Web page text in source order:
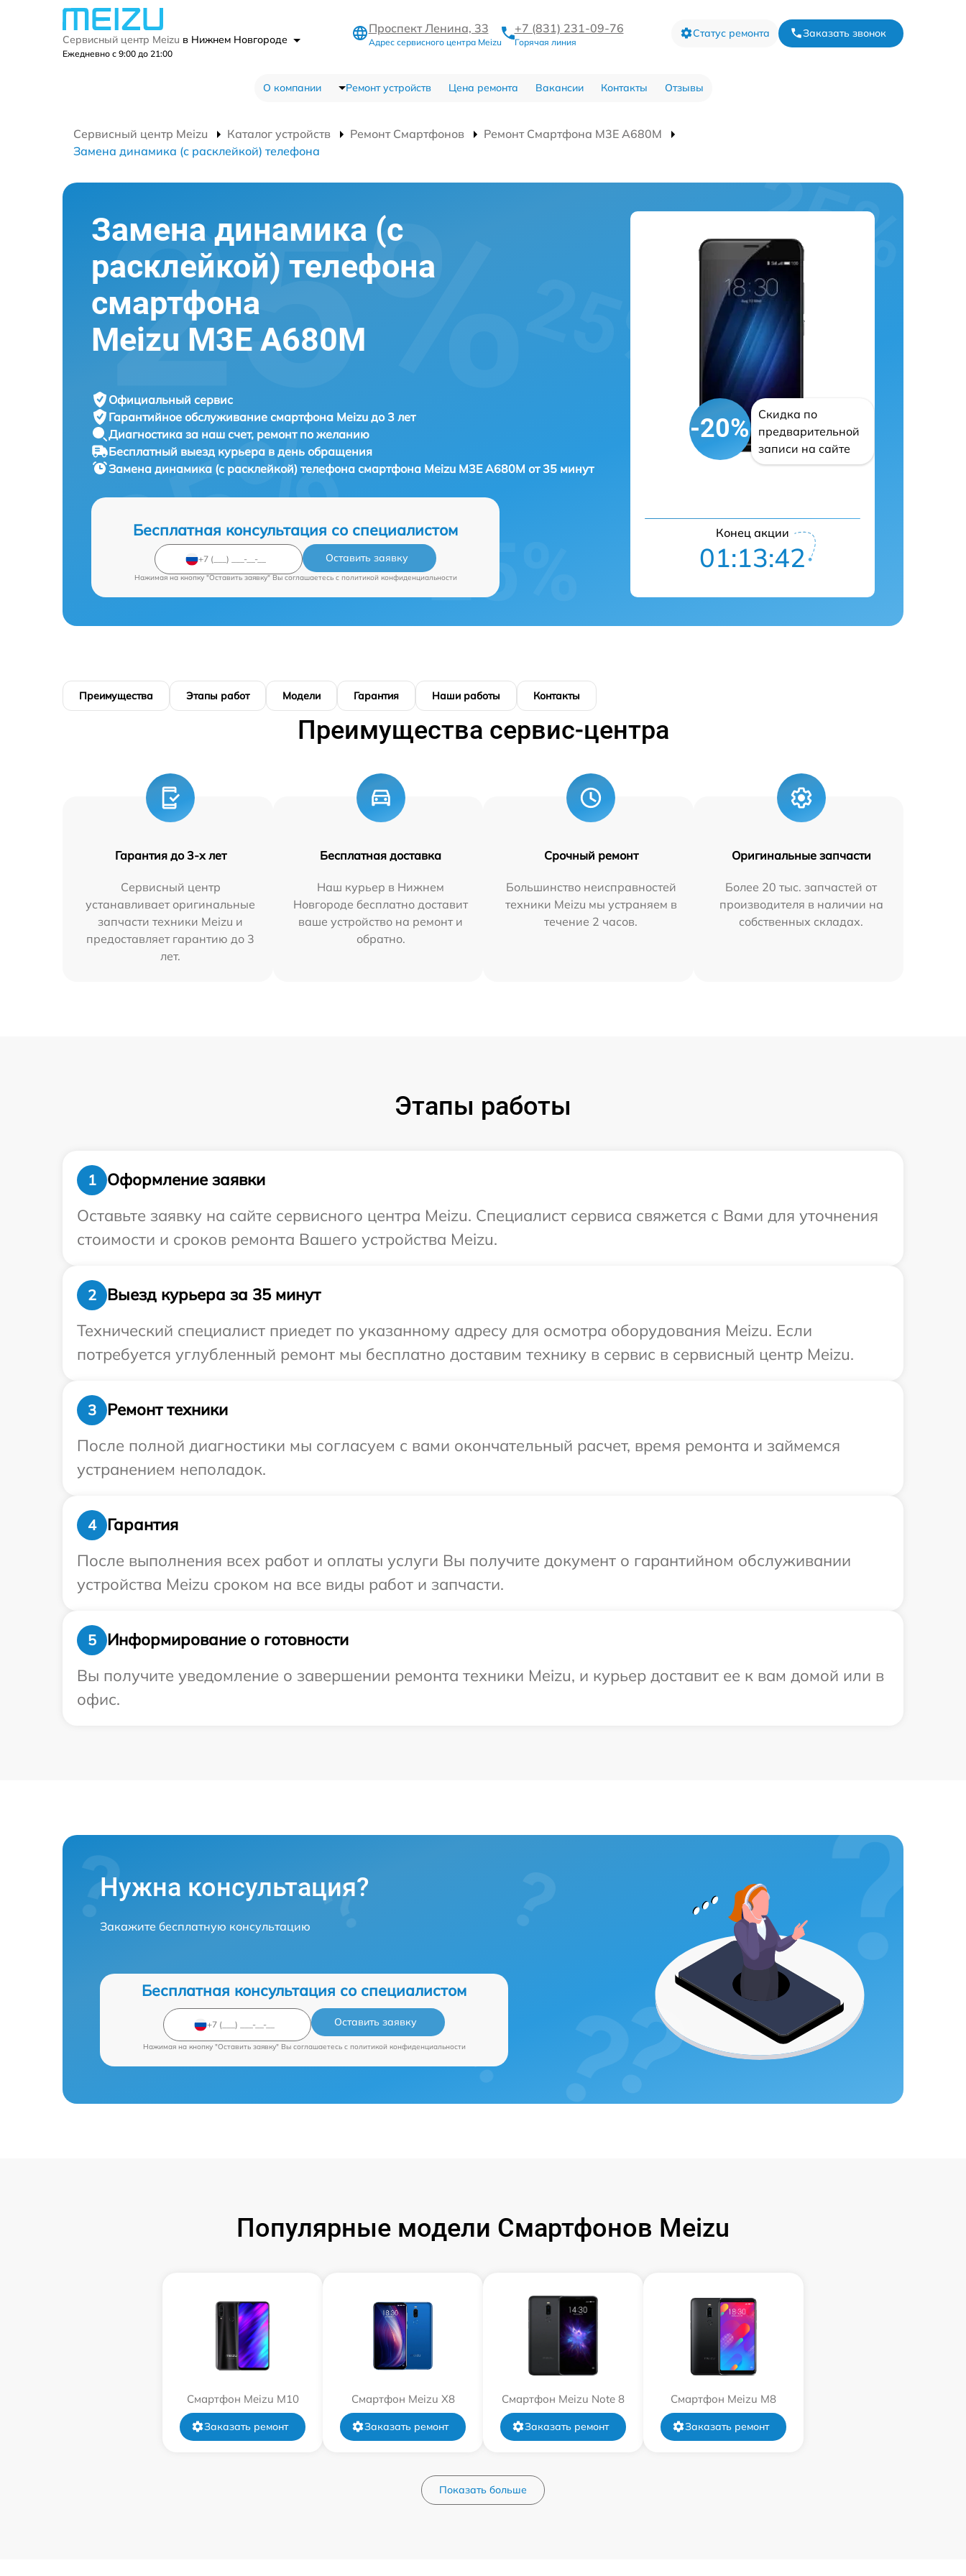
Сервисный центр Meizu в Нижнем Новгороде
Ежедневно с 9:00 до 21:00
Проспект Ленина, 33
Адрес сервисного центра Meizu
+7 (831) 231-09-76
Горячая линия
Статус ремонта Заказать звонок
О компании Ремонт устройств Цена ремонта Вакансии Контакты Отзывы
Сервисный центр Meizu Каталог устройств Ремонт Смартфонов
Ремонт Смартфона M3E A680M
Замена динамика (с расклейкой) телефона
Замена динамика (с
расклейкой) телефона
смартфона
Meizu M3E A680M
Официальный сервис
Гарантийное обслуживание смартфона Meizu до 3 лет
Диагностика за наш счет, ремонт по желанию
Бесплатный выезд курьера в день обращения
Замена динамика (с расклейкой) телефона смартфона Meizu M3E A680M от 35 минут
Бесплатная консультация со специалистом
Оставить заявку
Нажимая на кнопку "Оставить заявку" Вы соглашаетесь c политикой конфиденциальности
-20%
Скидка по
предварительной
записи на сайте
Конец акции
01:13:41
Преимущества Этапы работ Модели Гарантия Наши работы Контакты
Преимущества сервис-центра
Гарантия до 3-х лет
Сервисный центр
устанавливает оригинальные
запчасти техники Meizu и
предоставляет гарантию до 3
лет.
Бесплатная доставка
Наш курьер в Нижнем
Новгороде бесплатно доставит
ваше устройство на ремонт и
обратно.
Срочный ремонт
Большинство неисправностей
техники Meizu мы устраняем в
течение 2 часов.
Оригинальные запчасти
Более 20 тыс. запчастей от
производителя в наличии на
собственных складах.
Этапы работы
1
Оформление заявки
Оставьте заявку на сайте сервисного центра Meizu. Специалист сервиса свяжется с Вами для уточнения
стоимости и сроков ремонта Вашего устройства Meizu.
2
Выезд курьера за 35 минут
Технический специалист приедет по указанному адресу для осмотра оборудования Meizu. Если
потребуется углубленный ремонт мы бесплатно доставим технику в сервис в сервисный центр Meizu.
3
Ремонт техники
После полной диагностики мы согласуем с вами окончательный расчет, время ремонта и займемся
устранением неполадок.
4
Гарантия
После выполнения всех работ и оплаты услуги Вы получите документ о гарантийном обслуживании
устройства Meizu сроком на все виды работ и запчасти.
5
Информирование о готовности
Вы получите уведомление о завершении ремонта техники Meizu, и курьер доставит ее к вам домой или в
офис.
Нужна консультация?
Закажите бесплатную консультацию
Бесплатная консультация со специалистом
Оставить заявку
Нажимая на кнопку "Оставить заявку" Вы соглашаетесь c политикой конфиденциальности
Популярные модели Смартфонов Meizu
Смартфон Meizu M10
Заказать ремонт
Смартфон Meizu X8
Заказать ремонт
Смартфон Meizu Note 8
Заказать ремонт
Смартфон Meizu M8
Заказать ремонт
Показать больше